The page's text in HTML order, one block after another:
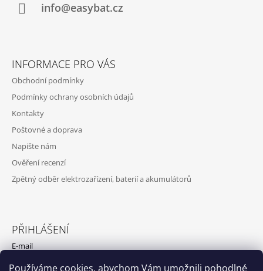
Používáme cookies, abychom Vám umožnili pohodlné
info@easybat.cz
INFORMACE PRO VÁS
Obchodní podmínky
Podmínky ochrany osobních údajů
Kontakty
Poštovné a doprava
Napište nám
Ověření recenzí
Zpětný odběr elektrozařízení, baterií a akumulátorů
PŘIHLÁŠENÍ
E-mail